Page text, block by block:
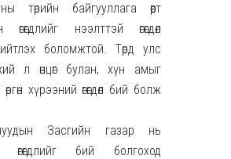
төрийн байгууллага өөрт
өгөгдлийг нээлттэй өгөгдөл
боломжтой. Төрд улс
л өнцөг булан, хүн амыг
хүрээний өгөгдөл бий болж
Засгийн газар нь
өгөгдлийг бий болгоход